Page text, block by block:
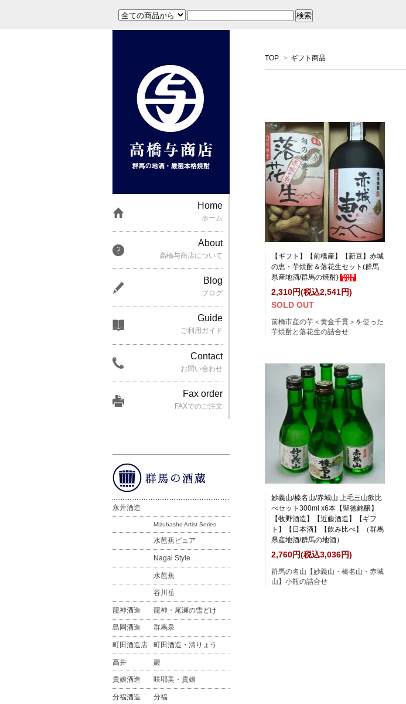
TOP > ギフト商品
【ギフト】【前橋産】【新豆】赤城
の恵・芋焼酎＆落花生セット(群馬
県産地酒/群馬の焼酎)
2,310円(税込2,541円)
SOLD OUT
前橋市産の芋＜黄金千貫＞を使った
芋焼酎と落花生の詰合せ
妙義山/榛名山/赤城山 上毛三山飲比
べセット300ml x6本【聖徳銘醸】
【牧野酒造】【近藤酒造】【ギフ
ト】【日本酒】【飲み比べ】（群馬
県産地酒/群馬の地酒）
2,760円(税込3,036円)
群馬の名山【妙義山・榛名山・赤城
山】小瓶の詰合せ
Home
ホーム
About
高橋与商店について
Blog
ブログ
Guide
ご利用ガイド
Contact
お問い合わせ
Fax order
FAXでのご注文
永井酒造
Mizubasho Artist Series
水芭蕉ピュア
Nagai Style
水芭蕉
谷川岳
龍神酒造 龍神・尾瀬の雪どけ
島岡酒造 群馬泉
町田酒造店 町田酒造・清りょう
高井 巖
貴娘酒造 咲耶美・貴娘
分福酒造 分福